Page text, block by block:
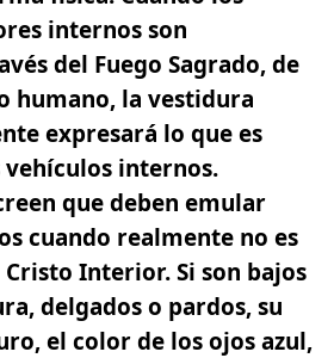
internos son
del Fuego Sagrado, de
humano, la vestidura
expresará lo que es
internos.
que deben emular
cuando realmente no es
Interior. Si son bajos
delgados o pardos, su
el color de los ojos azul,